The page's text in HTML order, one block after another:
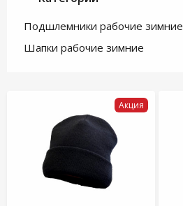
Подшлемники рабочие зимние
Шапки рабочие зимние
Акция